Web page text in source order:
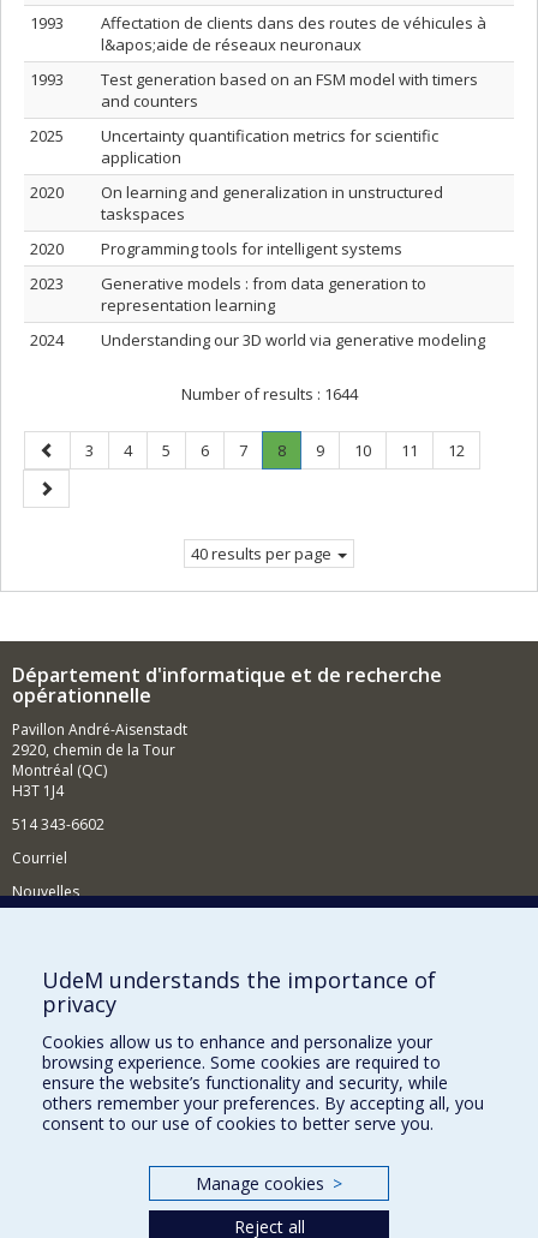
1993
Affectation de clients dans des routes de véhicules à
l&apos;aide de réseaux neuronaux
1993
Test generation based on an FSM model with timers
and counters
2025
Uncertainty quantification metrics for scientific
application
2020
On learning and generalization in unstructured
taskspaces
2020
Programming tools for intelligent systems
2023
Generative models : from data generation to
representation learning
2024
Understanding our 3D world via generative modeling
Number of results : 1644
Previous
page
Page
3 Page
4 Page
5 Page
6 Page
7 Page
8.
Current
Page
9 Page
10 Page
11 Page
12
Next
page
40 results per page
Département d'informatique et de recherche
opérationnelle
Pavillon André-Aisenstadt
2920, chemin de la Tour
Montréal (QC)
H3T 1J4
514 343-6602
Courriel
Nouvelles
Comment soutenir le Département?
BESOIN D'AIDE?
Plan du site
Signaler une erreur
Accessibilité
Nos départements et écoles
UdeM understands the importance of
privacy
Cookies allow us to enhance and personalize your
browsing experience. Some cookies are required to
ensure the website’s functionality and security, while
others remember your preferences. By accepting all, you
consent to our use of cookies to better serve you.
Manage cookies >
Reject all